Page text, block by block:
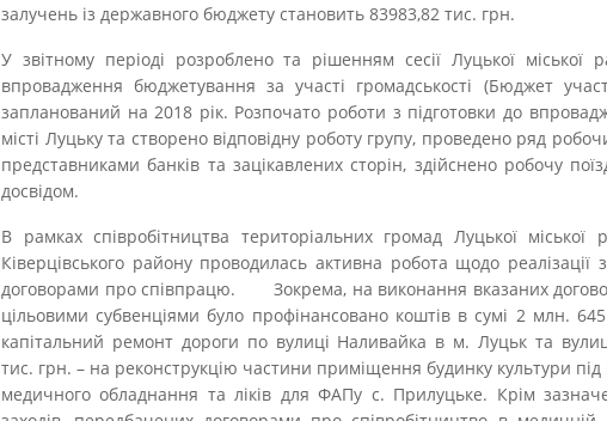
залучень із державного бюджету становить 83983,82 тис. грн.
У звітному періоді розроблено та рішенням сесії Луцької
впровадження бюджетування за участі громадськості (Бюджет
запланований на 2018 рік. Розпочато роботи з підготовки до
місті Луцьку та створено відповідну роботу групу, проведено ряд
представниками банків та зацікавлених сторін, здійснено робочу
досвідом.
В рамках співробітництва територіальних громад Луцької міської
Ківерцівського району проводилась активна робота щодо реалізації
договорами про співпрацю. Зокрема, на виконання вказаних
цільовими субвенціями було профінансовано коштів в сумі 2 млн.
капітальний ремонт дороги по вулиці Наливайка в м. Луцьк та
тис. грн. – на реконструкцію частини приміщення будинку культури
медичного обладнання та ліків для ФАПу с. Прилуцьке. Крім